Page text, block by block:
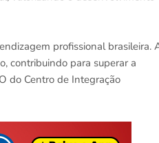
profissional brasileira.
contribuindo para superar a
do Centro de Integração